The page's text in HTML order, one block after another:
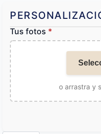
Tus fotos *
o arrastra y